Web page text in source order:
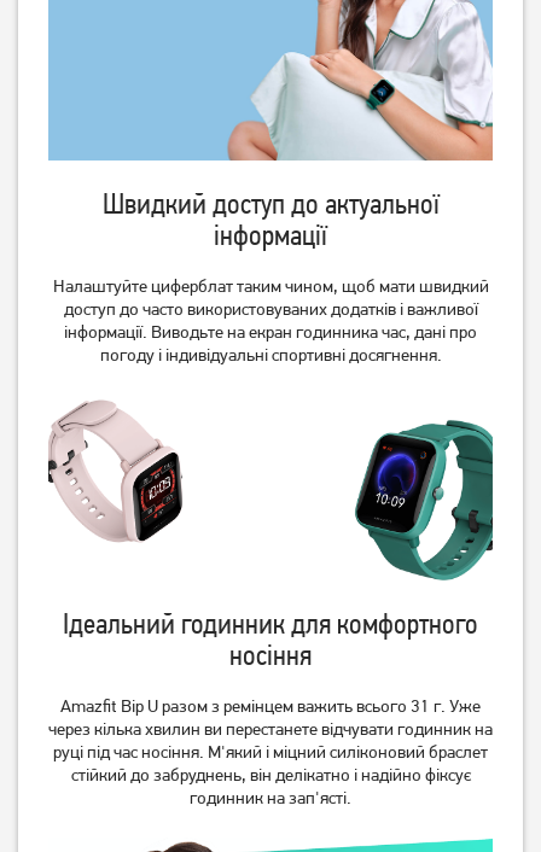
Смарт-годинник Gelius Pro
Numix Black
Смарт-годинник Gelius Pro
Numix Gold
1 299
Смарт-годинник Gelius
1 349грн
Смарт-годинник Gelius
Amazwatch Light GP-
1 349грн
Швидкий доступ до актуальної
інформації
Налаштуйте циферблат таким чином, щоб мати швидкий
доступ до часто використовуваних додатків і важливої
інформації. Виводьте на екран годинника час, дані про
погоду і індивідуальні спортивні досягнення.
Ідеальний годинник для комфортного
носіння
Amazfit Bip U разом з ремінцем важить всього 31 г. Уже
через кілька хвилин ви перестанете відчувати годинник на
руці під час носіння. М'який і міцний силіконовий браслет
стійкий до забруднень, він делікатно і надійно фіксує
годинник на зап'ясті.